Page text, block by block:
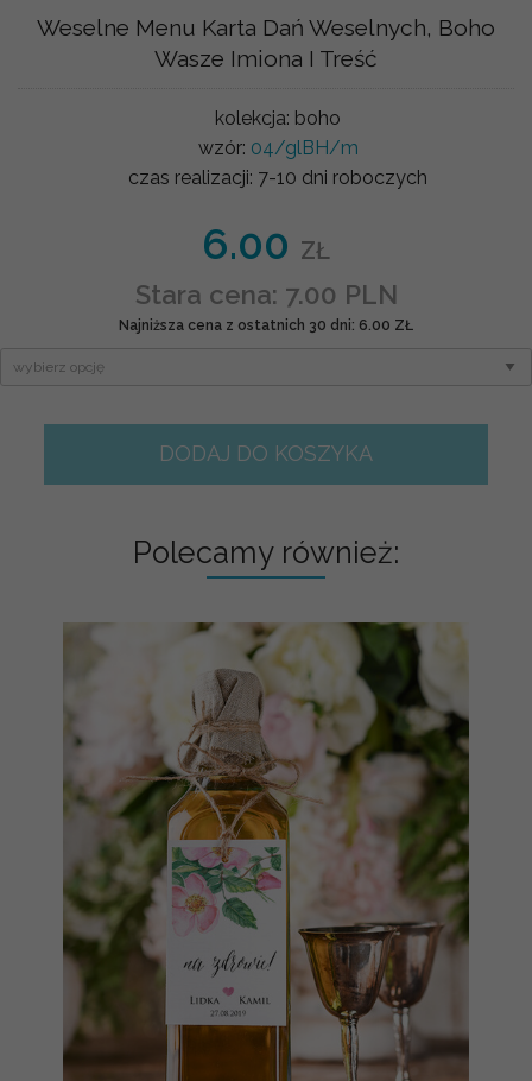
Weselne Menu Karta Dań Weselnych, Boho
Wasze Imiona I Treść
kolekcja: boho
wzór: 04/glBH/m
czas realizacji: 7-10 dni roboczych
6.00 ZŁ
Stara cena: 7.00 PLN
Najniższa cena z ostatnich 30 dni: 6.00 ZŁ
DODAJ DO KOSZYKA
Polecamy również: